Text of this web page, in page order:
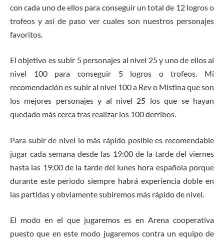
con cada uno de ellos para conseguir un total de 12 logros o
trofeos y así de paso ver cuales son nuestros personajes
favoritos.
El objetivo es subir 5 personajes al nivel 25 y uno de ellos al
nivel 100 para conseguir 5 logros o trofeos. Mi
recomendación es subir al nivel 100 a Rev o Mistina que son
los mejores personajes y al nivel 25 los que se hayan
quedado más cerca tras realizar los 100 derribos.
Para subir de nivel lo más rápido posible es recomendable
jugar cada semana desde las 19:00 de la tarde del viernes
hasta las 19:00 de la tarde del lunes hora española porque
durante este periodo siempre habrá experiencia doble en
las partidas y obviamente subiremos más rápido de nivel.
El modo en el que jugaremos es en Arena cooperativa
puesto que en este modo jugaremos contra un equipo de